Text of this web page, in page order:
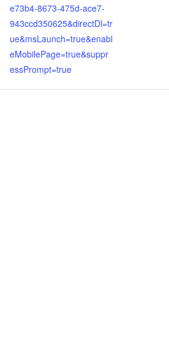
e73b4-8673-475d-ace7-
943ccd350625&directDl=tr
ue&msLaunch=true&enabl
eMobilePage=true&suppr
essPrompt=true